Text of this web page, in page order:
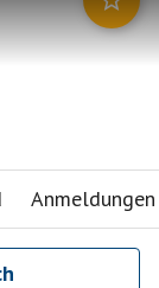
Anmeldungen